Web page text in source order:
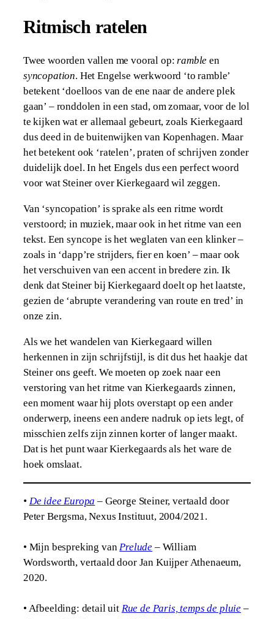
Ritmisch ratelen
Twee woorden vallen me vooral op:rambleen
syncopation. Het Engelse werkwoord ‘to ramble’
betekent ‘doelloos van de ene naar de andere plek
gaan’ – ronddolen in een stad, om zomaar, voor de lol
te kijken wat er allemaal gebeurt, zoals Kierkegaard
dus deed in de buitenwijken van Kopenhagen. Maar
het betekent ook ‘ratelen’, praten of schrijven zonder
duidelijk doel. In het Engels dus een perfect woord
voor wat Steiner over Kierkegaard wil zeggen.
Van ‘syncopation’ is sprake als een ritme wordt
verstoord; in muziek, maar ook in het ritme van een
tekst. Een syncope is het weglaten van een klinker –
zoals in ‘dapp’re strijders, fier en koen’ – maar ook
het verschuiven van een accent in bredere zin. Ik
denk dat Steiner bij Kierkegaard doelt op het laatste,
gezien de ‘abrupte verandering van route en tred’ in
onze zin.
Als we het wandelen van Kierkegaard willen
herkennen in zijn schrijfstijl, is dit dus het haakje dat
Steiner ons geeft. We moeten op zoek naar een
verstoring van het ritme van Kierkegaards zinnen,
een moment waar hij plots overstapt op een ander
onderwerp, ineens een andere nadruk op iets legt, of
misschien zelfs zijn zinnen korter of langer maakt.
Dat is het punt waar Kierkegaards als het ware de
hoek omslaat.
• De idee Europa – George Steiner, vertaald door
Peter Bergsma, Nexus Instituut, 2004/2021.
• Mijn bespreking vanPrelude – William
Wordsworth, vertaald door Jan Kuijper Athenaeum,
2020.
• Afbeelding: detail uit Rue de Paris, temps de pluie –